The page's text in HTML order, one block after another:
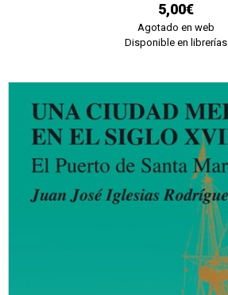
5,00€
Agotado en web
Disponible en librerías